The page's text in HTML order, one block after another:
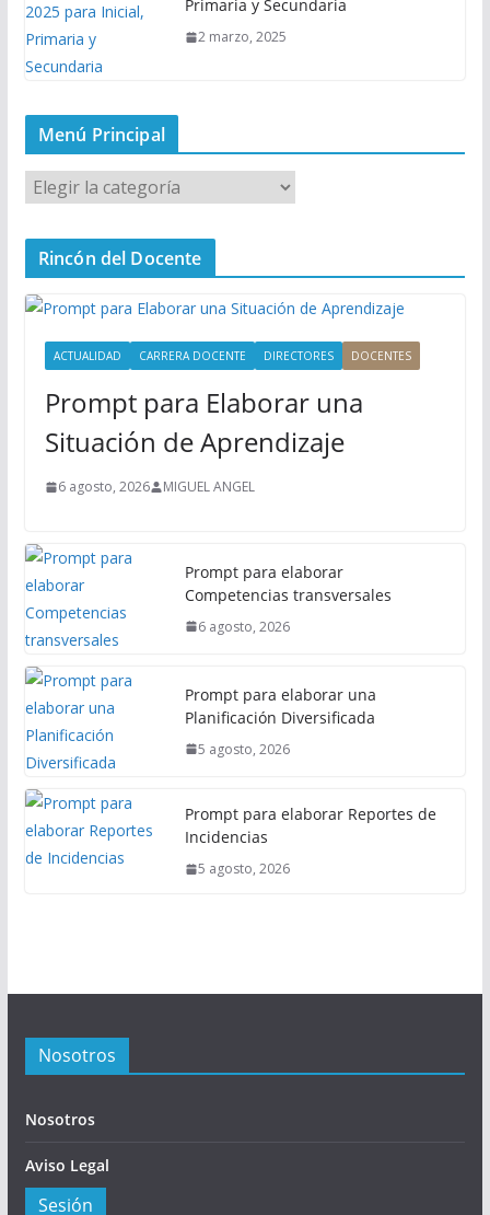
Primaria y Secundaria
2 marzo, 2025
Menú Principal
M
e
n
P
Rincón del Docente
ACTUALIDAD CARRERA DOCENTE DIRECTORES DOCENTES
Prompt para Elaborar una
Situación de Aprendizaje
6 agosto, 2026 MIGUEL ANGEL
Prompt para elaborar
Competencias transversales
6 agosto, 2026
Prompt para elaborar una
Planificación Diversificada
5 agosto, 2026
Prompt para elaborar Reportes de
Incidencias
5 agosto, 2026
Nosotros
Nosotros
Aviso Legal
Sesión